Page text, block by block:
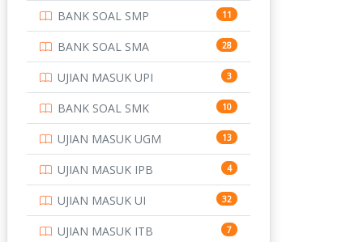
SEPULUH NOVEMBER
INSTITUT TEKNOLOGI
SUMATERA
9
IPDN / STPDN 148
PENDIDIKAN 943
PERBANKAN 3
POLRI 169
POLTEK SSN 7
4
BANK SOAL SMP 11
BANK SOAL SMA 28
UJIAN MASUK UPI 3
BANK SOAL SMK 10
UJIAN MASUK UGM 13
UJIAN MASUK IPB 4
UJIAN MASUK UI 32
UJIAN MASUK ITB 7